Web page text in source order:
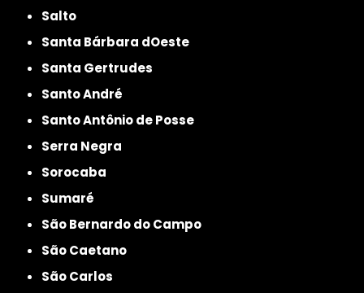
Salto
Santa Bárbara dOeste
Santa Gertrudes
Santo André
Santo Antônio de Posse
Serra Negra
Sorocaba
Sumaré
São Bernardo do Campo
São Caetano
São Carlos